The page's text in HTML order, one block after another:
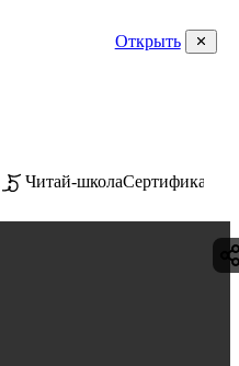
Открыть
Читай-школаСертификаты